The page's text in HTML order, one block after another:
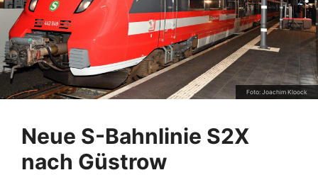
Foto: Joachim Kloock
Neue S-Bahnlinie S2X
nach Güstrow